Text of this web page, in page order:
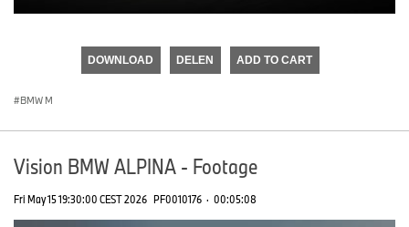
DOWNLOAD DELEN ADD TO CART
BMW M
Vision BMW ALPINA - Footage
Fri May 15 19:30:00 CEST 2026 PF0010176 · 00:05:08